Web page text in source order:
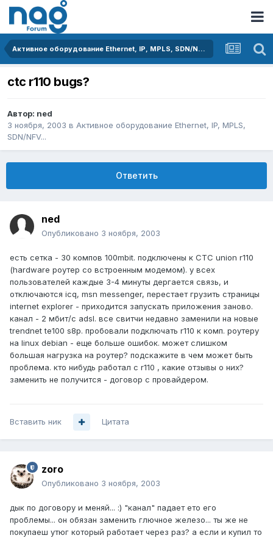
Активное оборудование Ethernet, IP, MPLS, SDN/NFV...
ctc r110 bugs?
Автор: ned
3 ноября, 2003 в Активное оборудование Ethernet, IP, MPLS,
SDN/NFV...
Ответить
ned
Опубликовано 3 ноября, 2003
есть сетка - 30 компов 100mbit. подключены к CTC union r110
(hardware роутер со встроенным модемом). у всех
пользователей каждые 3-4 минуты дергается связь, и
отключаются icq, msn messenger, перестает грузить страницы
internet explorer - приходится запускать приложения заново.
канал - 2 мбит/с adsl. все свитчи недавно заменили на новые
trendnet te100 s8p. пробовали подключать r110 к комп. роутеру
на linux debian - еще больше ошибок. может слишком
большая нагрузкa на роутер? подскажите в чем может быть
проблема. кто нибудь работал с r110 , какие отзывы о них?
заменить не получится - договор с провайдером.
Вставить ник Цитата
zoro
Опубликовано 3 ноября, 2003
дык по договору и меняй... :) "канал" падает ето его
проблемы... он обязан заменить глючное железо... ты же не
покупаеш утюг который работает через раз? а если и купил то